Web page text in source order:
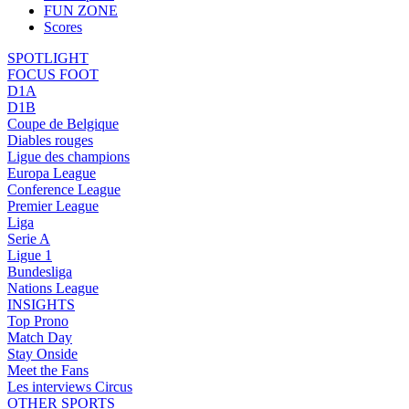
FUN ZONE
Scores
SPOTLIGHT
FOCUS FOOT
D1A
D1B
Coupe de Belgique
Diables rouges
Ligue des champions
Europa League
Conference League
Premier League
Liga
Serie A
Ligue 1
Bundesliga
Nations League
INSIGHTS
Top Prono
Match Day
Stay Onside
Meet the Fans
Les interviews Circus
OTHER SPORTS